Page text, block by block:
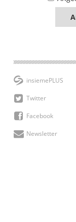
insiemePLUS
Twitter
Facebook
Newsletter